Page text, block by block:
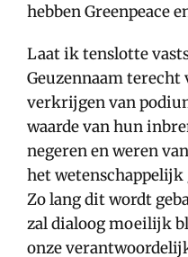
hebben Greenpeace
Laat ik tenslotte
Geuzennaam
verkrijgen van
waarde van hun
negeren en weren
het
Zo lang dit wordt
zal dialoog moeilijk
onze